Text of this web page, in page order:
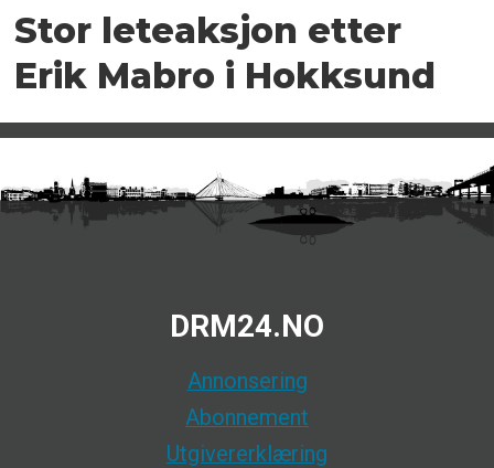
Stor leteaksjon etter
Erik Mabro i Hokksund
DRM24.NO
Annonsering
Abonnement
Utgivererklæring